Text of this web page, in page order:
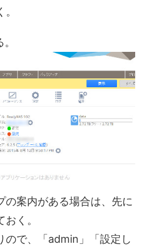
の案内がある場合は、先に
く。
ので、「admin」「設定し